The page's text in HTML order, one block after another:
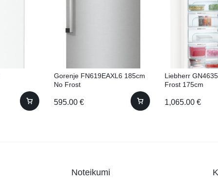
Gorenje FN619EAXL6 185cm
No Frost
595.00 €
Liebherr
Frost 175cm
1,065.00 €
Noteikumi